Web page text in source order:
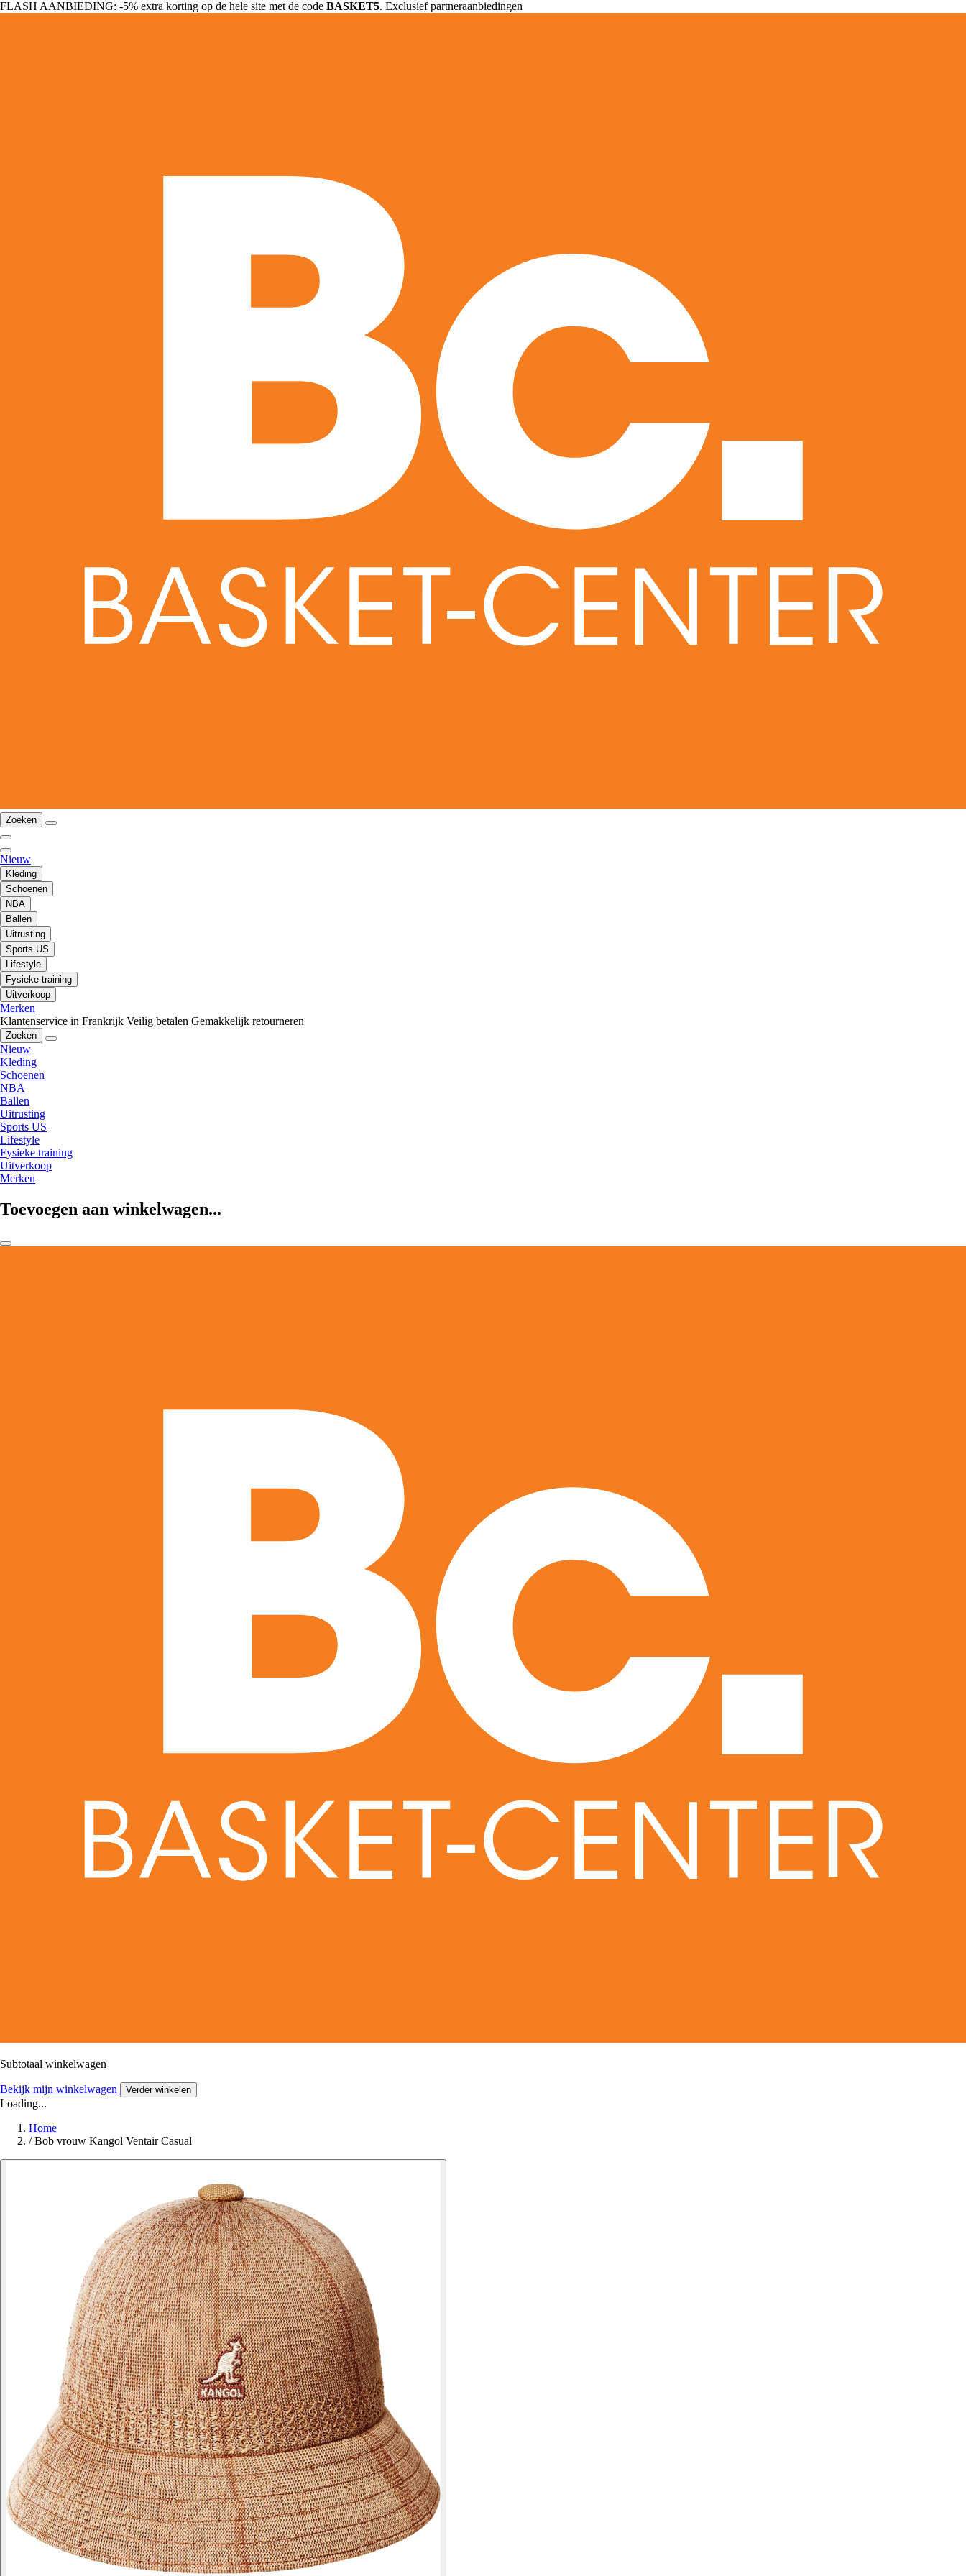
FLASH AANBIEDING: -5% extra korting op de hele site met de code BASKET5. Exclusief partneraanbiedingen
Zoeken
Nieuw
Kleding
Schoenen
NBA
Ballen
Uitrusting
Sports US
Lifestyle
Fysieke training
Uitverkoop
Merken
Klantenservice in Frankrijk Veilig betalen Gemakkelijk retourneren
Zoeken
Nieuw
Kleding
Schoenen
NBA
Ballen
Uitrusting
Sports US
Lifestyle
Fysieke training
Uitverkoop
Merken
Toevoegen aan winkelwagen...
Subtotaal winkelwagen
Bekijk mijn winkelwagen Verder winkelen
Loading...
Home
/ Bob vrouw Kangol Ventair Casual